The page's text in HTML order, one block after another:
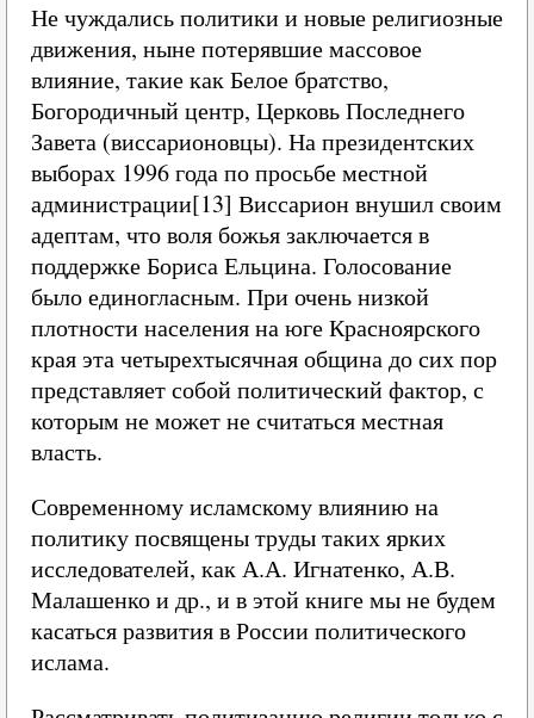
Не чуждались политики и новые религиозные
движения, ныне потерявшие массовое
влияние, такие как Белое братство,
Богородичный центр, Церковь Последнего
Завета (виссарионовцы). На президентских
выборах 1996 года по просьбе местной
администрации[13] Виссарион внушил своим
адептам, что воля божья заключается в
поддержке Бориса Ельцина. Голосование
было единогласным. При очень низкой
плотности населения на юге Красноярского
края эта четырехтысячная община до сих пор
представляет собой политический фактор, с
которым не может не считаться местная
власть.
Современному исламскому влиянию на
политику посвящены труды таких ярких
исследователей, как А.А. Игнатенко, А.В.
Малашенко и др., и в этой книге мы не будем
касаться развития в России политического
ислама.